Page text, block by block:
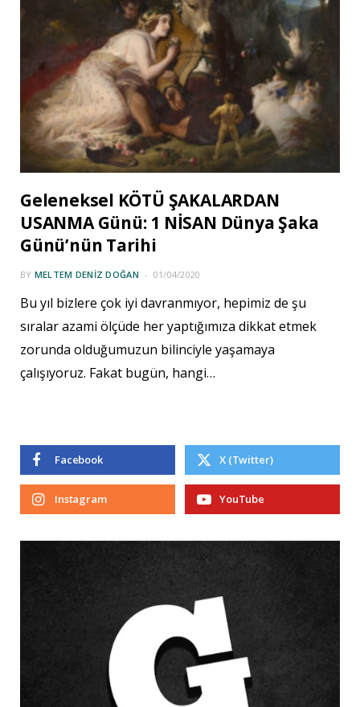
Geleneksel KÖTÜ ŞAKALARDAN
USANMA Günü: 1 NİSAN Dünya Şaka
Günü’nün Tarihi
BY MELTEM DENIZ DOĞAN 01/04/2020
Bu yıl bizlere çok iyi davranmıyor, hepimiz de şu
sıralar azami ölçüde her yaptığımıza dikkat etmek
zorunda olduğumuzun bilinciyle yaşamaya
çalışıyoruz. Fakat bugün, hangi…
Facebook X (Twitter)
Instagram YouTube